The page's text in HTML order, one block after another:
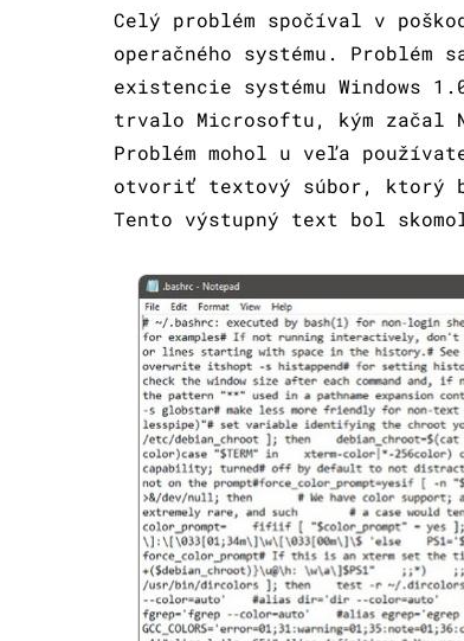
Celý problém spočíval v
operačného systému. Problém
existencie systému Windows
trvalo Microsoftu, kým začal
Problém mohol u veľa
otvoriť textový súbor, ktorý
Tento výstupný text bol